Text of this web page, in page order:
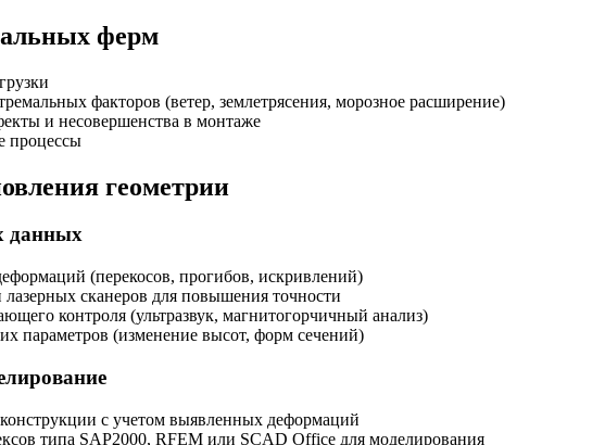
ферм
факторов (ветер, землетрясения, морозное расширение)
и несовершенства в монтаже
процессы
геометрии
данных
(перекосов, прогибов, искривлений)
сканеров для повышения точности
контроля (ультразвук, магнитогорчичный анализ)
параметров (изменение высот, форм сечений)
с учетом выявленных деформаций
типа SAP2000, RFEM или SCAD Office для моделирования